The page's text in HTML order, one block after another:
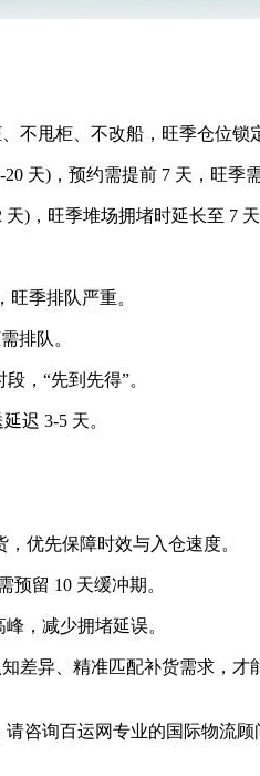
柜、不改船，旺季仓位锁
)，预约需提前 7 天，旺季需
旺季堆场拥堵时延长至 7 天
季排队严重。
排队。
，“先到先得”。
迟 3-5 天。
优先保障时效与入仓速度。
留 10 天缓冲期。
，减少拥堵延误。
异、精准匹配补货需求，才
询百运网专业的国际物流